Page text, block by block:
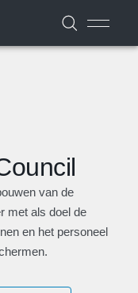
van de
met als doel de
en het personeel